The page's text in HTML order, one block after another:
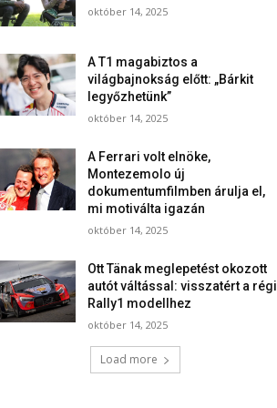
október 14, 2025
A T1 magabiztos a
világbajnokság előtt: „Bárkit
legyőzhetünk”
október 14, 2025
A Ferrari volt elnöke,
Montezemolo új
dokumentumfilmben árulja el,
mi motiválta igazán
október 14, 2025
Ott Tänak meglepetést okozott
autót váltással: visszatért a régi
Rally1 modellhez
október 14, 2025
Load more